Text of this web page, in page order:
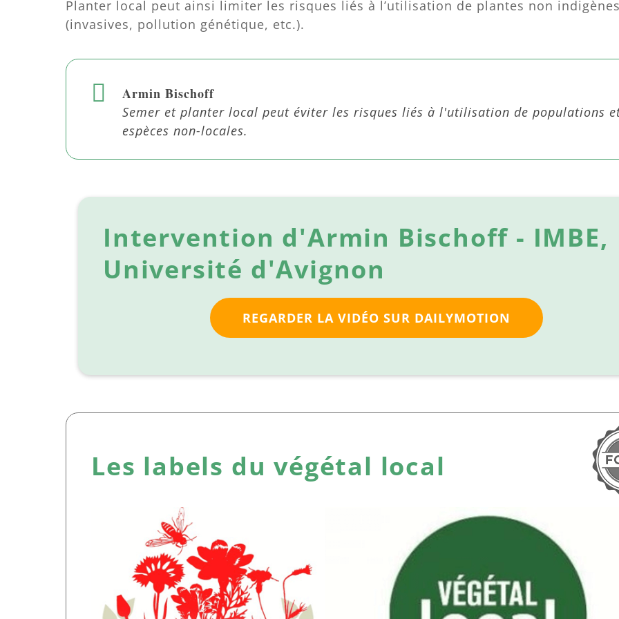
Planter local peut ainsi limiter les risques liés à l’utilisation de plantes non
(invasives, pollution génétique, etc.).
Armin Bischoff
Semer et planter local peut éviter les risques liés à l'utilisation de populations
espèces non-locales.
Intervention d'Armin Bischoff - IMBE,
Université d'Avignon
REGARDER LA VIDÉO SUR DAILYMOTION
Les labels du végétal local